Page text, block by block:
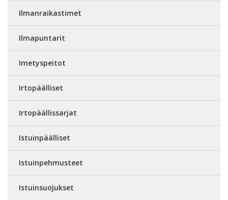
Ilmanraikastimet
Ilmapuntarit
Imetyspeitot
Irtopäälliset
Irtopäällissarjat
Istuinpäälliset
Istuinpehmusteet
Istuinsuojukset